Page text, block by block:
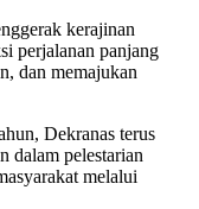
kerajinan
perjalanan panjang
dan memajukan
Dekranas terus
dalam pelestarian
melalui